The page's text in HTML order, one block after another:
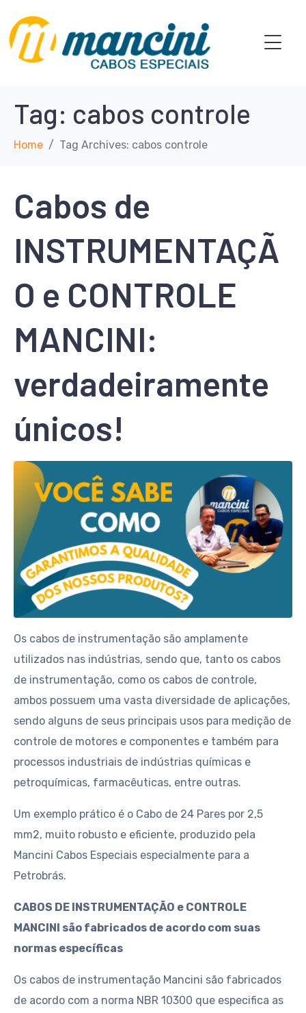
Tag: cabos controle
Home Tag Archives: cabos controle
Cabos de
INSTRUMENTAÇÃ
O e CONTROLE
MANCINI:
verdadeiramente
únicos!
Os cabos de instrumentação são amplamente
utilizados nas indústrias, sendo que, tanto os cabos
de instrumentação, como os cabos de controle,
ambos possuem uma vasta diversidade de aplicações,
sendo alguns de seus principais usos para medição de
controle de motores e componentes e também para
processos industriais de indústrias químicas e
petroquímicas, farmacêuticas, entre outras.
Um exemplo prático é o Cabo de 24 Pares por 2,5
mm2, muito robusto e eficiente, produzido pela
Mancini Cabos Especiais especialmente para a
Petrobrás.
CABOS DE INSTRUMENTAÇÃO e CONTROLE
MANCINI são fabricados de acordo com suas
normas específicas
Os cabos de instrumentação Mancini são fabricados
de acordo com a norma NBR 10300 que especifica as